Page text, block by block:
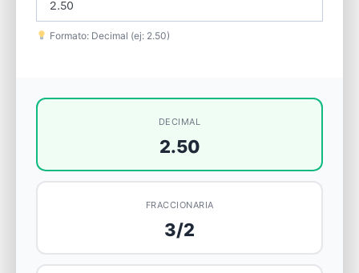
Formato: Decimal (ej: 2.50)
DECIMAL
2.50
FRACCIONARIA
3/2